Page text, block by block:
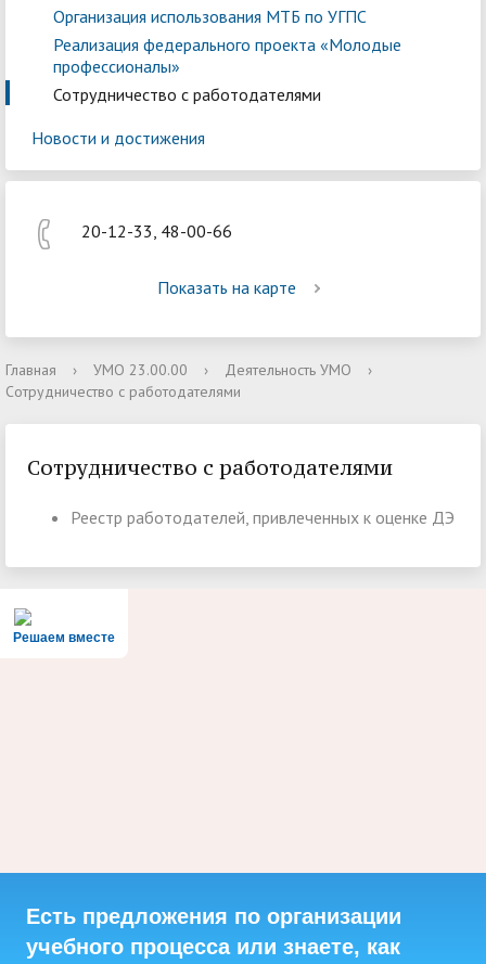
Организация использования МТБ по УГПС
Реализация федерального проекта «Молодые
профессионалы»
Сотрудничество с работодателями
Новости и достижения
20-12-33, 48-00-66
Показать на карте
Главная › УМО 23.00.00 › Деятельность УМО
›
Сотрудничество с работодателями
Сотрудничество с работодателями
Реестр работодателей, привлеченных к оценке ДЭ
Решаем вместе
Есть предложения по организации
учебного процесса или знаете, как